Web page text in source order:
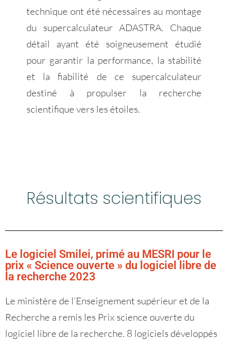
technique ont été nécessaires au montage
du supercalculateur ADASTRA. Chaque
détail ayant été soigneusement étudié
pour garantir la performance, la stabilité
et la fiabilité de ce supercalculateur
destiné à propulser la recherche
scientifique vers les étoiles.
Résultats scientifiques
Le logiciel Smilei, primé au MESRI pour le
prix « Science ouverte » du logiciel libre de
la recherche 2023
Le ministère de l’Enseignement supérieur et de la
Recherche a remis les Prix science ouverte du
logiciel libre de la recherche. 8 logiciels développés